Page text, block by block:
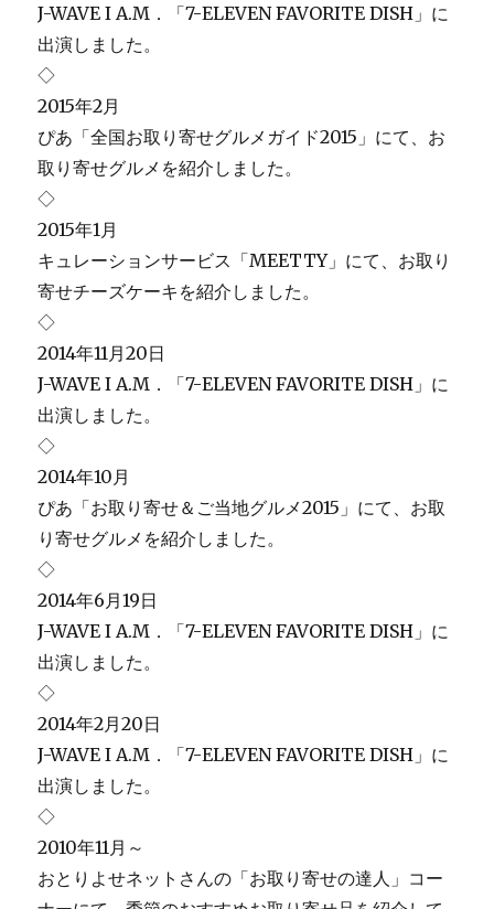
J-WAVE I A.M．「7-ELEVEN FAVORITE DISH」に
出演しました。
◇
2015年2月
ぴあ「全国お取り寄せグルメガイド2015」にて、お
取り寄せグルメを紹介しました。
◇
2015年1月
キュレーションサービス「MEETTY」にて、お取り
寄せチーズケーキを紹介しました。
◇
2014年11月20日
J-WAVE I A.M．「7-ELEVEN FAVORITE DISH」に
出演しました。
◇
2014年10月
ぴあ「お取り寄せ＆ご当地グルメ2015」にて、お取
り寄せグルメを紹介しました。
◇
2014年6月19日
J-WAVE I A.M．「7-ELEVEN FAVORITE DISH」に
出演しました。
◇
2014年2月20日
J-WAVE I A.M．「7-ELEVEN FAVORITE DISH」に
出演しました。
◇
2010年11月～
おとりよせネットさんの「お取り寄せの達人」コー